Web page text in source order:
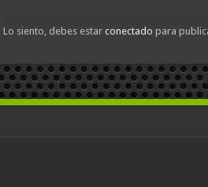
Lo siento, debes estar conectado para